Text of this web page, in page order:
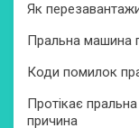
Як
Пральна машина
Коди помилок
Протікає
причина